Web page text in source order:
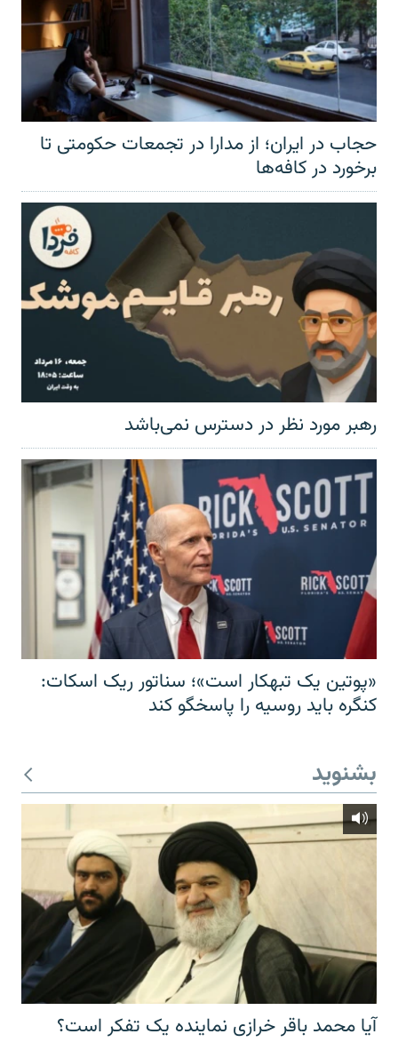
حجاب در ایران؛ از مدارا در تجمعات حکومتی تا
برخورد در کافه‌ها
رهبر مورد نظر در دسترس نمی‌باشد
«پوتین یک تبهکار است»؛ سناتور ریک اسکات:
کنگره باید روسیه را پاسخگو کند
بشنوید
آیا محمد باقر خرازی نماینده یک تفکر است؟